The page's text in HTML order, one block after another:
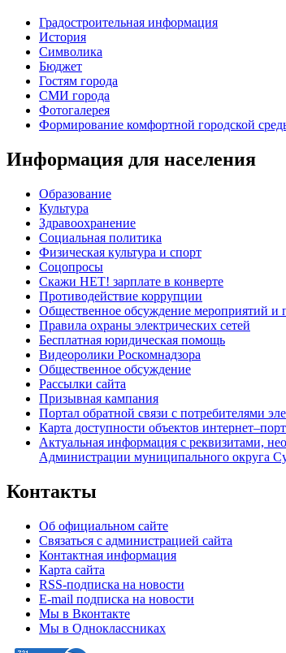
Градостроительная информация
История
Символика
Бюджет
Гостям города
СМИ города
Фотогалерея
Формирование комфортной городской
Информация для населения
Образование
Культура
Здравоохранение
Социальная политика
Физическая культура и спорт
Соцопросы
Скажи НЕТ! зарплате в конверте
Противодействие коррупции
Общественное обсуждение мероприятий и
Правила охраны электрических сетей
Бесплатная юридическая помощь
Видеоролики Роскомнадзора
Общественное обсуждение
Рассылки сайта
Призывная кампания
Портал обратной связи с потребителями
Карта доступности объектов
Актуальная информация с реквизитами,
Администрации муниципального округа
Контакты
Об официальном сайте
Связаться с администрацией сайта
Контактная информация
Карта сайта
RSS-подписка на новости
E-mail подписка на новости
Мы в Вконтакте
Мы в Одноклассниках